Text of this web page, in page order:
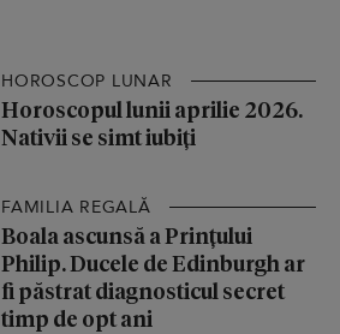
HOROSCOP LUNAR
Horoscopul lunii aprilie 2026.
Nativii se simt iubiți
FAMILIA REGALĂ
Boala ascunsă a Prințului
Philip. Ducele de Edinburgh ar
fi păstrat diagnosticul secret
timp de opt ani